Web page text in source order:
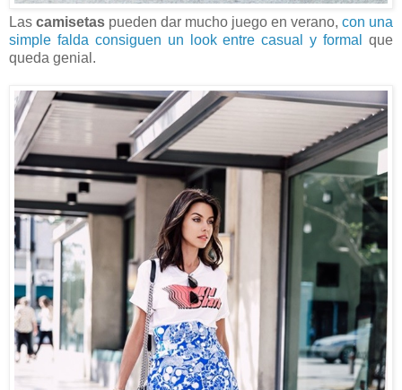
Las camisetas pueden dar mucho juego en verano, con una
simple falda consiguen un look entre casual y formal
que
queda genial.